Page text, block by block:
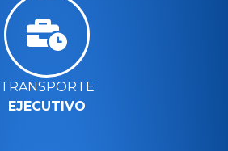
TRANSPORTE
EJECUTIVO